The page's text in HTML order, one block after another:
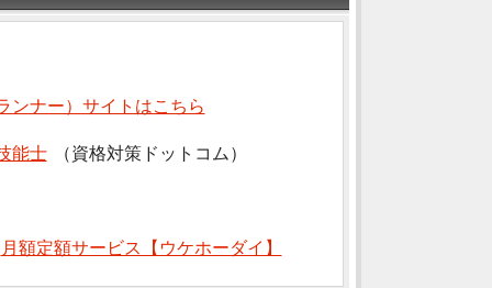
ンナー）サイトはこちら
能士 （資格対策ドットコム）
月額定額サービス【ウケホーダイ】